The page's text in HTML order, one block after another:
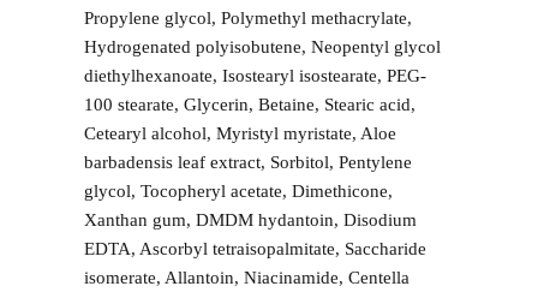
Propylene glycol, Polymethyl methacrylate,
Hydrogenated polyisobutene, Neopentyl glycol
diethylhexanoate, Isostearyl isostearate, PEG-
100 stearate, Glycerin, Betaine, Stearic acid,
Cetearyl alcohol, Myristyl myristate, Aloe
barbadensis leaf extract, Sorbitol, Pentylene
glycol, Tocopheryl acetate, Dimethicone,
Xanthan gum, DMDM hydantoin, Disodium
EDTA, Ascorbyl tetraisopalmitate, Saccharide
isomerate, Allantoin, Niacinamide, Centella